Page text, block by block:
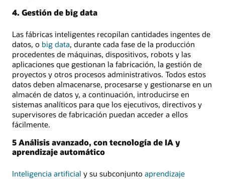
4. Gestión de big data
Las fábricas inteligentes recopilan cantidades ingentes de
datos, o big data, durante cada fase de la producción
procedentes de máquinas, dispositivos, robots y las
aplicaciones que gestionan la fabricación, la gestión de
proyectos y otros procesos administrativos. Todos estos
datos deben almacenarse, procesarse y gestionarse en un
almacén de datos y, a continuación, introducirse en
sistemas analíticos para que los ejecutivos, directivos y
supervisores de fabricación puedan acceder a ellos
fácilmente.
5 Análisis avanzado, con tecnología de IA y
aprendizaje automático
Inteligencia artificial y su subconjunto aprendizaje